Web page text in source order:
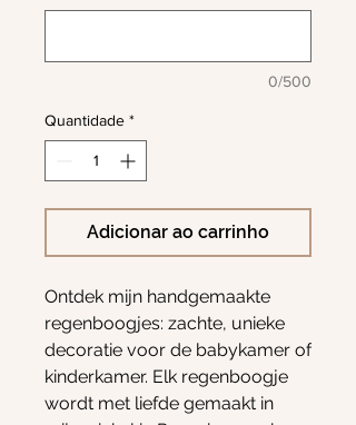
0/500
Quantidade *
Adicionar ao carrinho
Ontdek mijn handgemaakte
regenboogjes: zachte, unieke
decoratie voor de babykamer of
kinderkamer. Elk regenboogje
wordt met liefde gemaakt in